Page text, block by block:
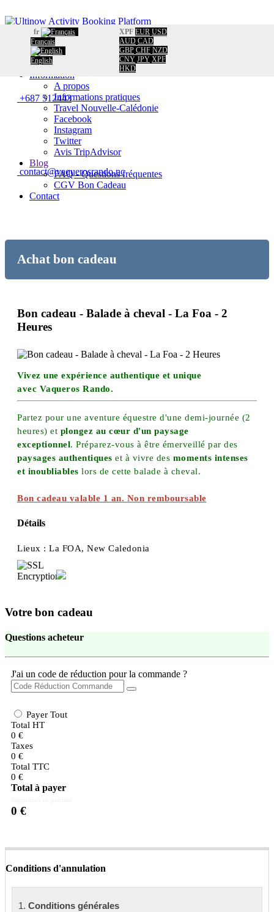
fr
Français
English
XPF EUR USD
AUD CAD
GBP CHF NZD
CNY JPY XPF
HKD
Accueil
Réservation
Calendrier
Information
A propos
Informations pratiques
Travel Nouvelle-Calédonie
Facebook
Instagram
Twitter
Avis TripAdvisor
Blog
FAQ - Questions fréquentes
CGV Bon Cadeau
Contact
+687 512443
contact@vaquerosrando.nc
Achat bon cadeau
Bon cadeau - Balade à cheval - La Foa - 2
Heures
Vivez une expérience authentique et unique
avec Vaqueros Rando.
Partez pour une aventure équestre d'une demi-journée (2
heures) et plongez au cœur d'un paysage
exceptionnel. Préparez-vous à être émerveillé par des
paysages authentiques et à vivre des moments intenses
et inoubliables lors de cette balade à cheval.
Bon cadeau valable 1 an. Non remboursable
Détails
Lieux : La FOA, New Caledonia
Votre bon cadeau
Questions acheteur
J'ai un code de réduction pour la commande ?
Payer Tout
Total HT
0 €
Taxes
0 €
Total TTC
0 €
Total à payer
0 €
Conditions d'annulation
1. Conditions générales